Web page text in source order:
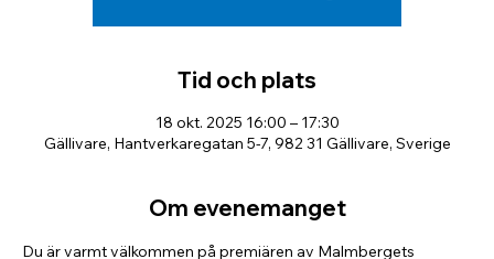
Tid och plats
18 okt. 2025 16:00 – 17:30
Gällivare, Hantverkaregatan 5-7, 982 31 Gällivare, Sverige
Om evenemanget
Du är varmt välkommen på premiären av Malmbergets